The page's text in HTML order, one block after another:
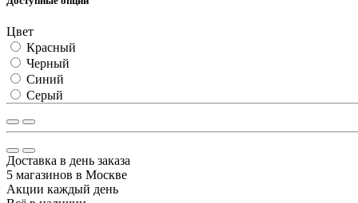
Цвет
Красный
Черный
Синий
Серый
Доставка в день заказа
5 магазинов в Москве
Акции каждый день